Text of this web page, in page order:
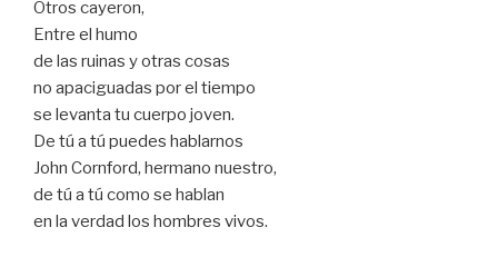
Otros cayeron,
Entre el humo
de las ruinas y otras cosas
no apaciguadas por el tiempo
se levanta tu cuerpo joven.
De tú a tú puedes hablarnos
John Cornford, hermano nuestro,
de tú a tú como se hablan
en la verdad los hombres vivos.